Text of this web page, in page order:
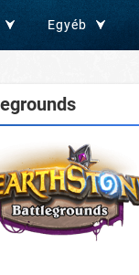
Egyéb